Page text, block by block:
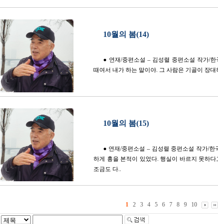
10월의 봄(14)
● 연재/중편소설 – 김성렬 중편소설 작가/
때여서 내가 하는 말이야. 그 사람은 기골이 장대
10월의 봄(15)
● 연재/중편소설 – 김성렬 중편소설 작가/
하게 흉을 본적이 있었다. 행실이 바르지 못하
조금도 다..
1 2 3 4 5 6 7 8 9 10